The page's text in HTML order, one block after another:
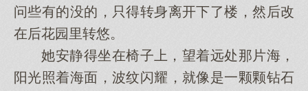
问些有的没的，只得转身离开下了楼，然后改
在后花园里转悠。
她安静得坐在椅子上，望着远处那片海，
阳光照着海面，波纹闪耀，就像是一颗颗钻石